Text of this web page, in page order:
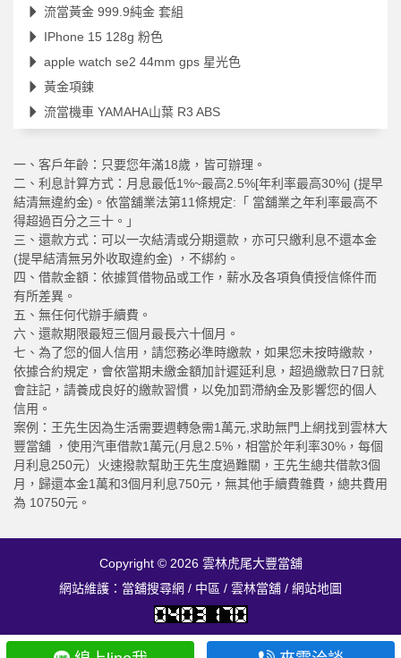
流當黃金 999.9純金 套組
IPhone 15 128g 粉色
apple watch se2 44mm gps 星光色
黃金項鍊
流當機車 YAMAHA山葉 R3 ABS
一、客戶年齡：只要您年滿18歲，皆可辦理。
二、利息計算方式：月息最低1%~最高2.5%[年利率最高30%] (提早
結清無違約金)。依當舖業法第11條規定:「 當舖業之年利率最高不
得超過百分之三十。」
三、還款方式：可以一次結清或分期還款，亦可只繳利息不還本金
(提早結清無另外收取違約金) ，不綁約。
四、借款金額：依據質借物品或工作，薪水及各項負債授信條件而
有所差異。
五、無任何代辦手續費。
六、還款期限最短三個月最長六十個月。
七、為了您的個人信用，請您務必準時繳款，如果您未按時繳款，
依據合約規定，會依當期未繳金額加計遲延利息，超過繳款日7日就
會註記，請養成良好的繳款習慣，以免加罰滯納金及影響您的個人
信用。
案例：王先生因為生活需要週轉急需1萬元,求助無門上網找到雲林大
豐當舖 ，使用汽車借款1萬元(月息2.5%，相當於年利率30%，每個
月利息250元）火速撥款幫助王先生度過難關，王先生總共借款3個
月，歸還本金1萬和3個月利息750元，無其他手續費雜費，總共費用
為 10750元。
Copyright © 2026 雲林虎尾大豐當舖
網站維護： 當舖搜尋網 / 中區 / 雲林當舖 / 網站地圖